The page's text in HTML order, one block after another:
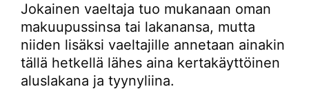
Jokainen vaeltaja tuo mukanaan oman
makuupussinsa tai lakanansa, mutta
niiden lisäksi vaeltajille annetaan ainakin
tällä hetkellä lähes aina kertakäyttöinen
aluslakana ja tyynyliina.